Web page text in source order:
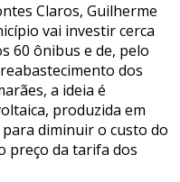
Claros, Guilherme
vai investir cerca
60 ônibus e de, pelo
dos
a ideia é
produzida em
diminuir o custo do
preço da tarifa dos